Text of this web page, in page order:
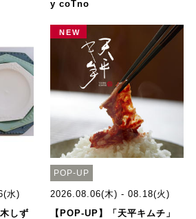
y coTno
水)
しず
NEW
POP-UP
2026.08.06(木) - 08.18(火)
【POP-UP】「天平キムチ」